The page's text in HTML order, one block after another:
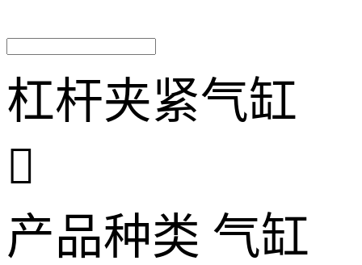
杠杆夹紧气缸

产品种类 气缸